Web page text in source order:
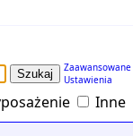
Zaawansowane
Ustawienia
Inne